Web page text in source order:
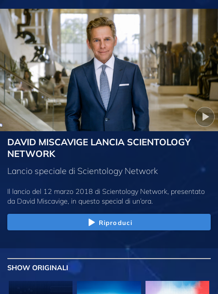
DAVID MISCAVIGE LANCIA SCIENTOLOGY
NETWORK
Lancio speciale di Scientology Network
Il lancio del 12 marzo 2018 di Scientology Network, presentato
da David Miscavige, in questo special di un’ora.
Riproduci
SHOW ORIGINALI